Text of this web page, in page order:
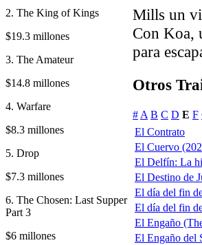
2. The King of Kings
$19.3 millones
3. The Amateur
$14.8 millones
4. Warfare
$8.3 millones
5. Drop
$7.3 millones
6. The Chosen: Last Supper
Part 3
$6 millones
Mills un
Con Koa,
para
Otros
#A B C D E F
El Contrato
El Cuervo
El Delfín: La
El Destino de
El día del fin
El día del fin
El Engaño
El Engaño del